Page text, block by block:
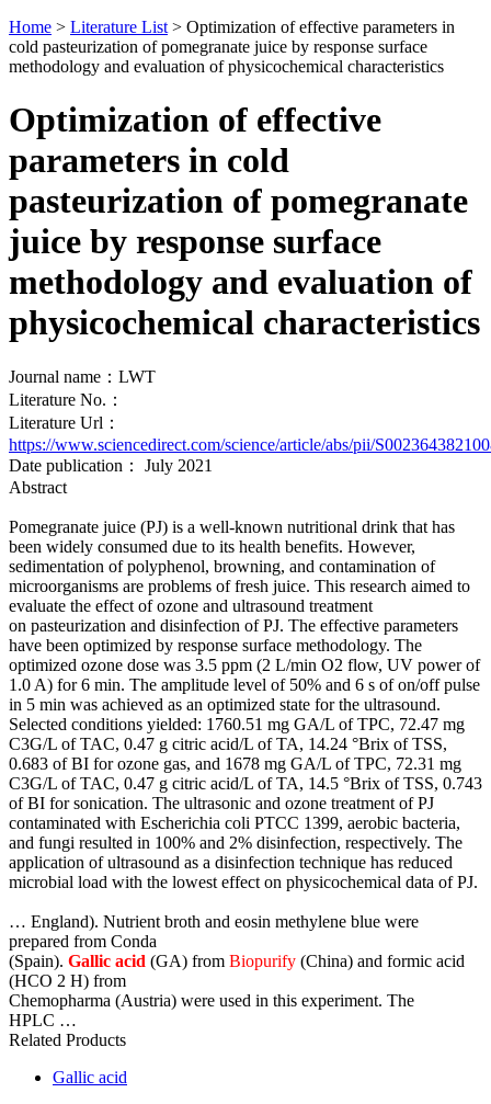
Home > Literature List > Optimization of effective parameters in
cold pasteurization of pomegranate juice by response surface
methodology and evaluation of physicochemical characteristics
Optimization of effective
parameters in cold
pasteurization of pomegranate
juice by response surface
methodology and evaluation of
physicochemical characteristics
Journal name：LWT
Literature No.：
Literature Url：
https://www.sciencedirect.com/science/article/abs/pii/
Date publication： July 2021
Abstract
Pomegranate juice (PJ) is a well-known nutritional drink that has
been widely consumed due to its health benefits. However,
sedimentation of polyphenol, browning, and contamination of
microorganisms are problems of fresh juice. This research aimed to
evaluate the effect of ozone and ultrasound treatment
on pasteurization and disinfection of PJ. The effective parameters
have been optimized by response surface methodology. The
optimized ozone dose was 3.5 ppm (2 L/min O2 flow, UV power of
1.0 A) for 6 min. The amplitude level of 50% and 6 s of on/off pulse
in 5 min was achieved as an optimized state for the ultrasound.
Selected conditions yielded: 1760.51 mg GA/L of TPC, 72.47 mg
C3G/L of TAC, 0.47 g citric acid/L of TA, 14.24 °Brix of TSS,
0.683 of BI for ozone gas, and 1678 mg GA/L of TPC, 72.31 mg
C3G/L of TAC, 0.47 g citric acid/L of TA, 14.5 °Brix of TSS, 0.743
of BI for sonication. The ultrasonic and ozone treatment of PJ
contaminated with Escherichia coli PTCC 1399, aerobic bacteria,
and fungi resulted in 100% and 2% disinfection, respectively. The
application of ultrasound as a disinfection technique has reduced
microbial load with the lowest effect on physicochemical data of PJ.
… England). Nutrient broth and eosin methylene blue were
prepared from Conda
(Spain). Gallic acid (GA) from Biopurify (China) and formic acid
(HCO 2 H) from
Chemopharma (Austria) were used in this experiment. The
HPLC …
Related Products
Gallic acid